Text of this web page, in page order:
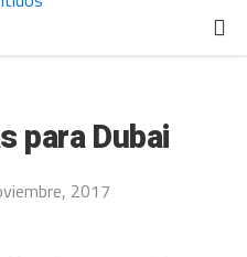
para Dubai
2017